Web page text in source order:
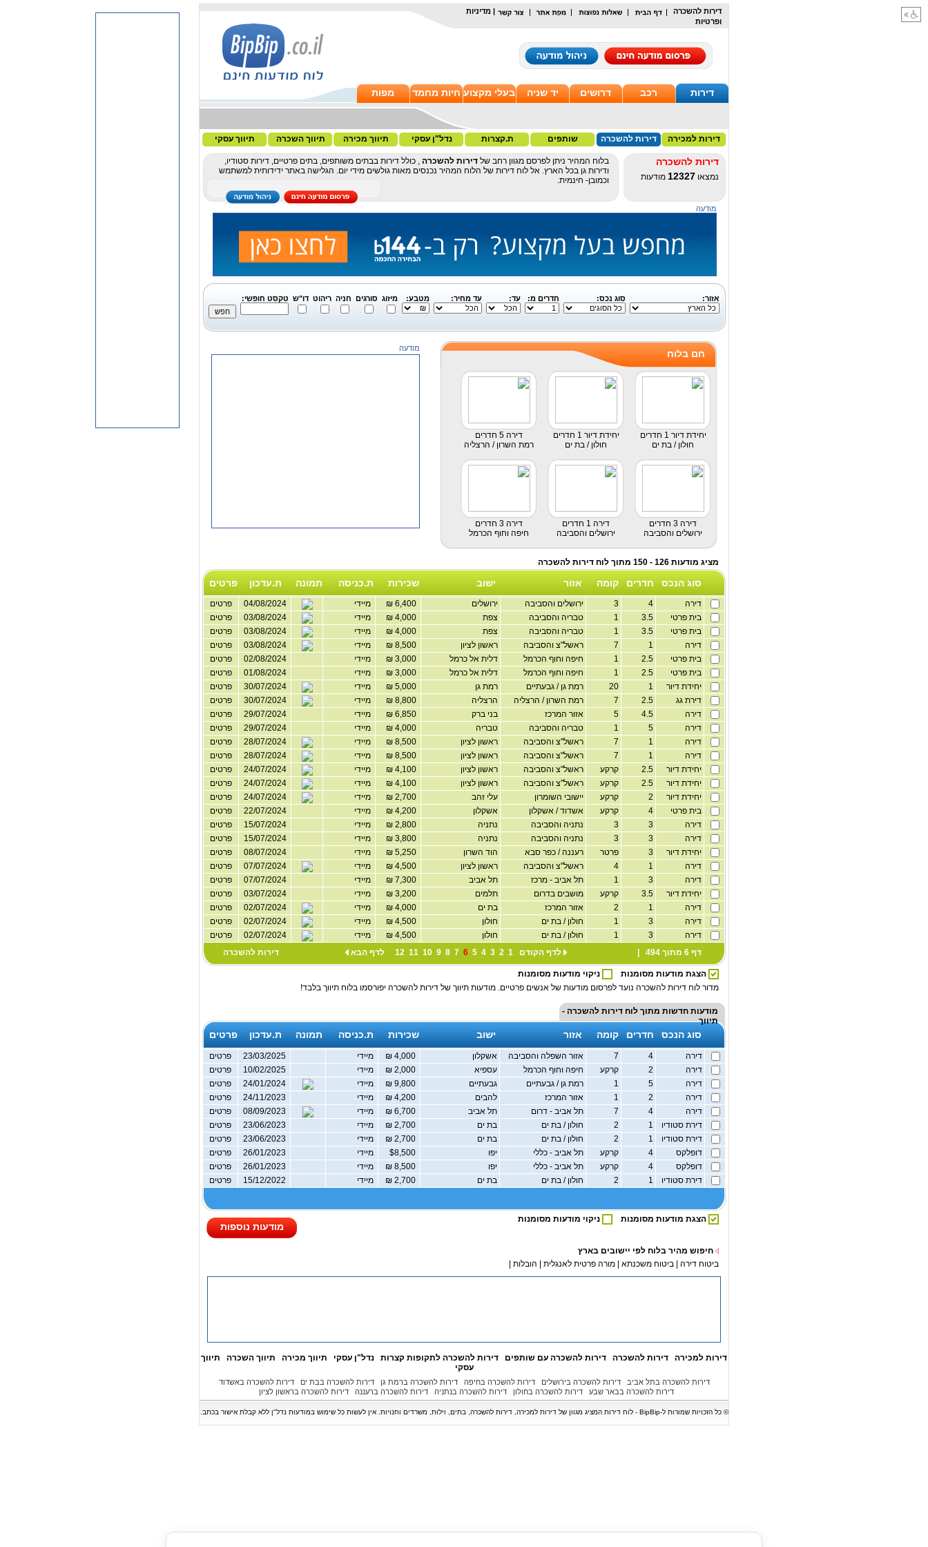
דירות להשכרה
מדיניות
ופרטיות
דירות רכב דרושים יד שניה בעלי מקצוע חיות מחמד מפות
דירות למכירה דירות להשכרה שותפים ת.קצרות נדל"ן עסקי תיווך מכירה תיווך השכרה תיווך עסקי
דירות להשכרה
נמצאו 12327 מודעות
בלוח המהיר ניתן לפרסם מגוון רחב של דירות להשכרה , כולל דירות בבתים משותפים, בתים פרטיים, דירות סטודיו,
ודירות גן בכל הארץ. אל לוח דירות של הלוח המהיר נכנסים מאות גולשים מידי יום. הגלישה באתר ידידותית למשתמש
וכמובן- חינמית.
מודעה
אזור: סוג נכס: חדרים מ: עד: עד מחיר: מטבע: מיזוג סורגים חניה ריהוט דו"ש טקסט חופשי:
מודעה חם בלוח
יחידת דיור 1 חדרים
חולון / בת ים
יחידת דיור 1 חדרים
חולון / בת ים
דירה 5 חדרים
רמת השרון / הרצליה
דירה 3 חדרים
ירושלים והסביבה
דירה 1 חדרים
ירושלים והסביבה
דירה 3 חדרים
חיפה וחוף הכרמל
מציג מודעות 126 - 150 מתוך לוח דירות להשכרה
סוג הנכס חדרים קומה אזור ישוב שכירות ת.כניסה תמונה ת.עדכון פרטים
דירה ירושלים והסביבה ירושלים מיידי 04/08/2024
פרטים
בית פרטי
טבריה והסביבה צפת מיידי 03/08/2024
פרטים
בית פרטי
טבריה והסביבה צפת מיידי 03/08/2024
פרטים
דירה
ראשל"צ והסביבה ראשון לציון מיידי 03/08/2024
פרטים
בית פרטי
חיפה וחוף הכרמל דלית אל כרמל מיידי 02/08/2024
פרטים
בית פרטי
חיפה וחוף הכרמל דלית אל כרמל מיידי 01/08/2024
פרטים
יחידת דיור
רמת גן / גבעתיים רמת גן מיידי 30/07/2024
פרטים
דירת גג
רמת השרון / הרצליה הרצליה מיידי 30/07/2024
פרטים
דירה
אזור המרכז בני ברק מיידי 29/07/2024
פרטים
דירה
טבריה והסביבה טבריה מיידי 29/07/2024
פרטים
דירה
ראשל"צ והסביבה ראשון לציון מיידי 28/07/2024
פרטים
דירה
ראשל"צ והסביבה ראשון לציון מיידי 28/07/2024
פרטים
יחידת דיור
קרקע ראשל"צ והסביבה ראשון לציון מיידי 24/07/2024
פרטים
יחידת דיור
קרקע ראשל"צ והסביבה ראשון לציון מיידי 24/07/2024
פרטים
יחידת דיור
קרקע יישובי השומרון עלי זהב מיידי 24/07/2024
פרטים
בית פרטי
קרקע אשדוד / אשקלון אשקלון מיידי 22/07/2024
פרטים
דירה
נתניה והסביבה נתניה מיידי 15/07/2024
פרטים
דירה
נתניה והסביבה נתניה מיידי 15/07/2024
פרטים
יחידת דיור
פרטר רעננה / כפר סבא הוד השרון מיידי 08/07/2024
פרטים
דירה
ראשל"צ והסביבה ראשון לציון מיידי 07/07/2024
פרטים
דירה
תל אביב - מרכז תל אביב מיידי 07/07/2024
פרטים
יחידת דיור
קרקע מושבים בדרום תלמים מיידי 03/07/2024
פרטים
דירה
אזור המרכז בת ים מיידי 02/07/2024
פרטים
דירה
חולון / בת ים חולון מיידי 02/07/2024
פרטים
דירה
חולון / בת ים חולון מיידי 02/07/2024
פרטים
דף 6 מתוך 494 |
לדף הקודם 1
2
3
4
5
6
7
8
9
10
11
12 לדף הבא דירות להשכרה
הצגת מודעות מסומנות
ניקוי מודעות מסומנות
מדור לוח דירות להשכרה נועד לפרסום מודעות של אנשים פרטיים. מודעות תיווך של דירות להשכרה יפורסמו בלוח תיווך בלבד!
מודעות חדשות מתוך לוח דירות להשכרה -
תיווך
סוג הנכס חדרים קומה אזור ישוב שכירות ת.כניסה תמונה ת.עדכון פרטים
דירה אזור השפלה והסביבה אשקלון מיידי 23/03/2025
פרטים
דירה
קרקע חיפה וחוף הכרמל עספיא מיידי 10/02/2025
פרטים
דירה
רמת גן / גבעתיים גבעתיים מיידי 24/01/2024
פרטים
דירה
אזור המרכז להבים מיידי 24/11/2023
פרטים
דירה
תל אביב - דרום תל אביב מיידי 08/09/2023
פרטים
דירת סטודיו
חולון / בת ים בת ים מיידי 23/06/2023
פרטים
דירת סטודיו
חולון / בת ים בת ים מיידי 23/06/2023
פרטים
דופלקס
קרקע תל אביב - כללי יפו מיידי 26/01/2023
פרטים
דופלקס
קרקע תל אביב - כללי יפו מיידי 26/01/2023
פרטים
דירת סטודיו
חולון / בת ים בת ים מיידי 15/12/2022 פרטים
הצגת מודעות מסומנות ניקוי מודעות מסומנות
מודעות נוספות
חיפוש מהיר בלוח לפי יישובים בארץ
ביטוח דירה
ביטוח משכנתא מורה פרטית לאנגלית הובלות
דירות למכירה דירות להשכרה דירות להשכרה עם שותפים דירות להשכרה לתקופות קצרות נדל"ן עסקי תיווך מכירה תיווך השכרה
תיווך
עסקי
דירות להשכרה בתל אביב דירות להשכרה בירושלים דירות להשכרה בחיפה דירות להשכרה ברמת גן דירות להשכרה בבת ים
דירות להשכרה באשדוד
דירות להשכרה בבאר שבע
דירות להשכרה בחולון דירות להשכרה בנתניה דירות להשכרה ברעננה דירות להשכרה בראשון לציון
© כל הזכויות שמורות ל-BipBip - לוח דירות המציג מגוון של דירות למכירה, דירות להשכרה, בתים, וילות, משרדים וחנויות. אין לעשות כל שימוש במודעות נדל"ן ללא קבלת אישור בכתב.